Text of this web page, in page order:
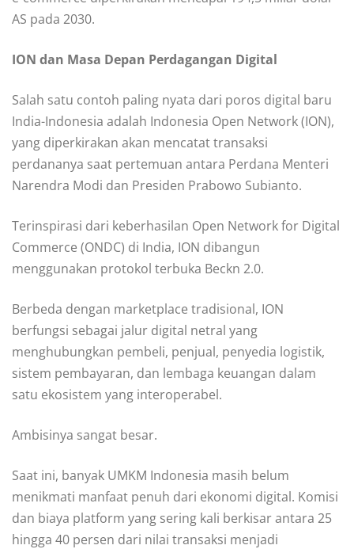
AS pada 2030.
ION dan Masa Depan Perdagangan Digital
Salah satu contoh paling nyata dari poros digital baru
India-Indonesia adalah Indonesia Open Network (ION),
yang diperkirakan akan mencatat transaksi
perdananya saat pertemuan antara Perdana Menteri
Narendra Modi dan Presiden Prabowo Subianto.
Terinspirasi dari keberhasilan Open Network for Digital
Commerce (ONDC) di India, ION dibangun
menggunakan protokol terbuka Beckn 2.0.
Berbeda dengan marketplace tradisional, ION
berfungsi sebagai jalur digital netral yang
menghubungkan pembeli, penjual, penyedia logistik,
sistem pembayaran, dan lembaga keuangan dalam
satu ekosistem yang interoperabel.
Ambisinya sangat besar.
Saat ini, banyak UMKM Indonesia masih belum
menikmati manfaat penuh dari ekonomi digital. Komisi
dan biaya platform yang sering kali berkisar antara 25
hingga 40 persen dari nilai transaksi menjadi